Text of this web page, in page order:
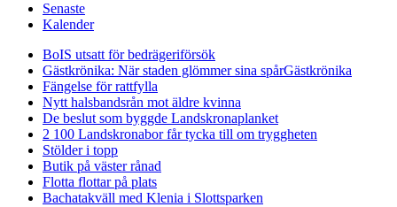
Senaste
Kalender
BoIS utsatt för bedrägeriförsök
Gästkrönika: När staden glömmer sina spårGästkrönika
Fängelse för rattfylla
Nytt halsbandsrån mot äldre kvinna
De beslut som byggde Landskronaplanket
2 100 Landskronabor får tycka till om tryggheten
Stölder i topp
Butik på väster rånad
Flotta flottar på plats
Bachatakväll med Klenia i Slottsparken